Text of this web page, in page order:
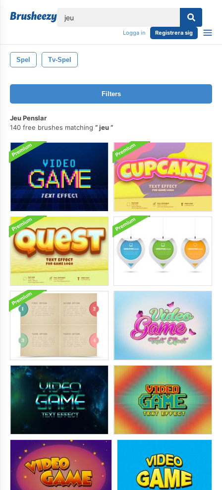
Logga in Registrera sig
Spel Tv-Spel
Filters
Jeu Penslar
140 free brushes matching
jeu